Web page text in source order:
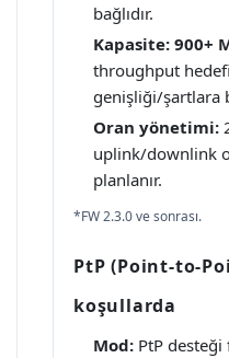
bağlıdır.
Kapasite: 900+
throughput
genişliği/şartlara
Oran yönetimi:
uplink/downlink
planlanır.
*FW 2.3.0 ve sonrası.
PtP (Point-to-
koşullarda
Mod: PtP desteği